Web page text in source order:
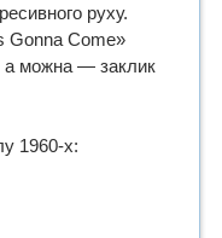
руху.
Gonna Come»
а можна — заклик
1960-х: